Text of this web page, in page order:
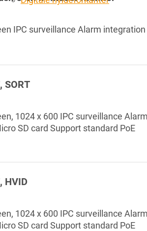
IPC surveillance Alarm integration
SORT
1024 x 600 IPC surveillance
SD card Support standard PoE
HVID
1024 x 600 IPC surveillance
SD card Support standard PoE